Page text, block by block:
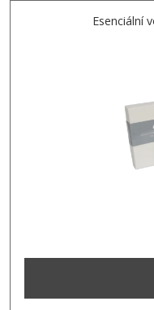
Esenciální